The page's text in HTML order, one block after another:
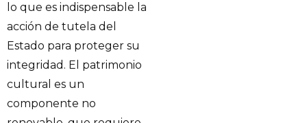
lo que es indispensable la
acción de tutela del
Estado para proteger su
integridad. El patrimonio
cultural es un
componente no